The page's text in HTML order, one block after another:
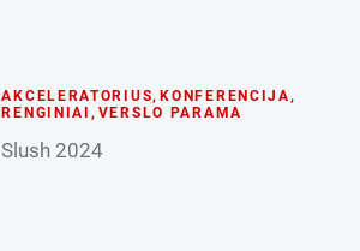
AKCELERATORIUS, KONFERENCIJA,
RENGINIAI , VERSLO PARAMA
Slush 2024